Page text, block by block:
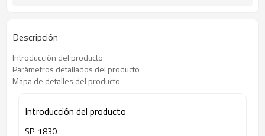
Descripción
Introducción del producto
Parámetros detallados del producto
Mapa de detalles del producto
Introducción del producto
SP-1830